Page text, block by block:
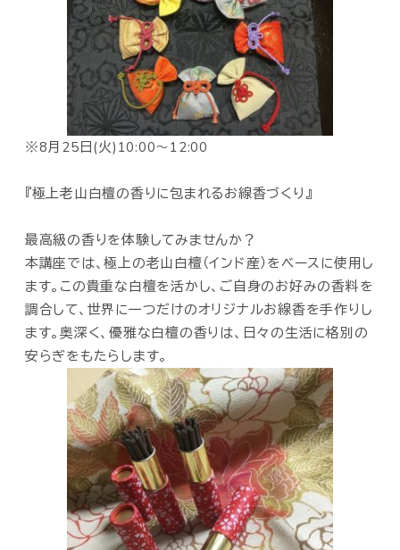
※8月25日(火)10:00～12:00
『極上老山白檀の香りに包まれるお線香づくり』
最高級の香りを体験してみませんか？
本講座では、極上の老山白檀（インド産）をベースに使用し
ます。この貴重な白檀を活かし、ご自身のお好みの香料を
調合して、世界に一つだけのオリジナルお線香を手作りし
ます。奥深く、優雅な白檀の香りは、日々の生活に格別の
安らぎをもたらします。